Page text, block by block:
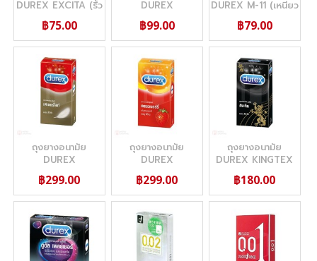
DUREX EXCITA (ริ้ว
คลื่น)
฿75.00
DUREX
FETHERLITE
ULTIMA (บางพิเศษ)
฿99.00
DUREX M-11 (เหนียว
และลื่น)
฿79.00
ถุงยางอนามัย
DUREX
FETHERLITE BOX
OF 12 (แบบบาง)
฿299.00
ถุงยางอนามัย
DUREX
STRAWBERRY BOX
OF 12 (กลิ่นหอม)
฿299.00
ถุงยางอนามัย
DUREX KINGTEX
BOX OF 12 (ไซต์เล็ก
49 มม)
฿180.00